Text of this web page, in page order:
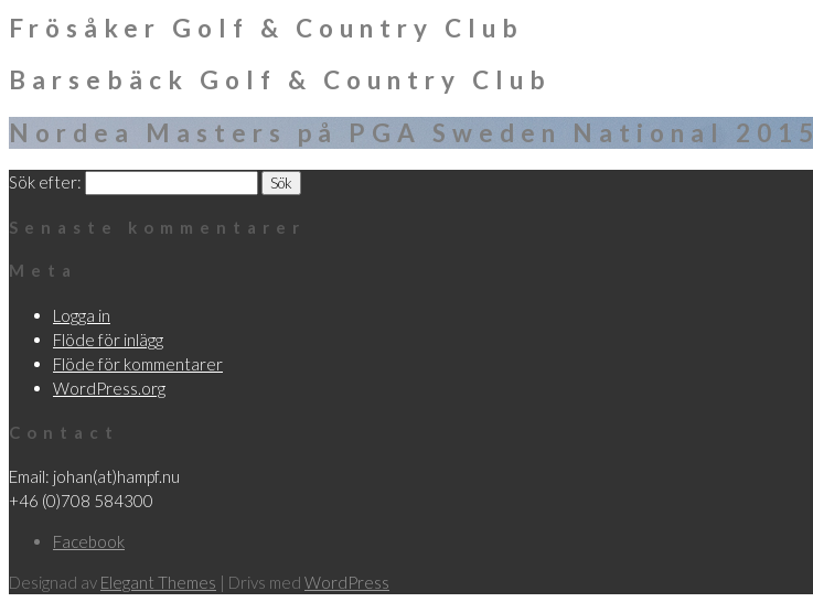
Frösåker Golf & Country Club
Barsebäck Golf & Country Club
Nordea Masters på PGA Sweden National 2015
Sök efter:
Senaste kommentarer
Meta
Logga in
Flöde för inlägg
Flöde för kommentarer
WordPress.org
Contact
Email: johan(at)hampf.nu
+46 (0)708 584300
Facebook
Designad av Elegant Themes | Drivs med WordPress